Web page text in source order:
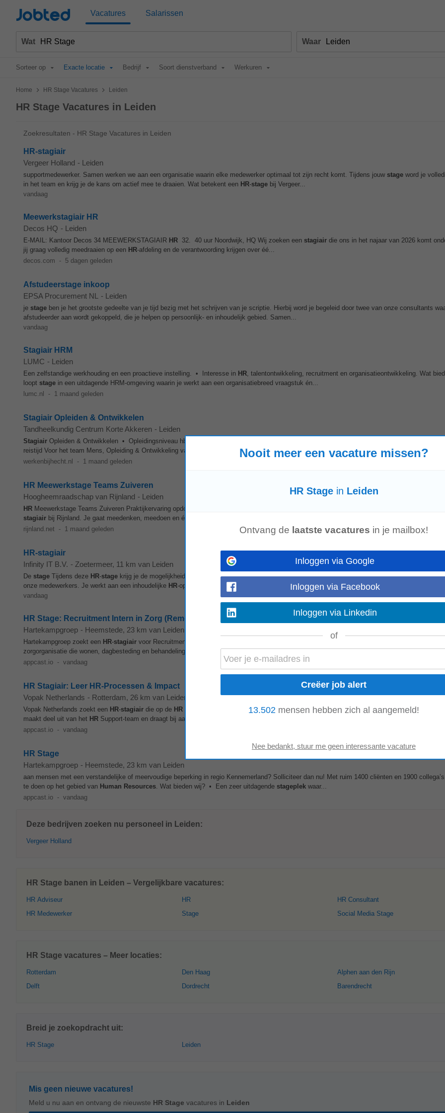
Jobted Vacatures Salarissen
Wat Waar
Sorteer op Exacte locatie Bedrijf Soort dienstverband Werkuren
Home > HR Stage Vacatures > Leiden
HR Stage Vacatures in Leiden
Zoekresultaten - HR Stage Vacatures in Leiden
HR-stagiair
Vergeer Holland - Leiden
supportmedewerker. Samen werken we aan een organisatie waarin elke medewerker optimaal tot zijn recht komt. Tijdens jouw stage word je
in het team en krijg je de kans om actief mee te draaien. Wat betekent een HR-stage bij Vergeer...
vandaag
Meewerkstagiair HR
Decos HQ - Leiden
E-MAIL: Kantoor Decos 34 MEEWERKSTAGIAIR HR 32. 40 uur Noordwijk, HQ Wij zoeken een stagiair die ons in het najaar van 2026 komt
jij graag volledig meedraaien op een HR-afdeling en de verantwoording krijgen over éé...
decos.com - 5 dagen geleden
Afstudeerstage inkoop
EPSA Procurement NL
- Leiden
je stage ben je het grootste gedeelte van je tijd bezig met het schrijven van je scriptie. Hierbij word je begeleid door twee van onze consultants
afstudeerder aan wordt gekoppeld, die je helpen op persoonlijk- en inhoudelijk gebied. Samen...
vandaag
Stagiair HRM
LUMC - Leiden
Een zelfstandige werkhouding en een proactieve instelling. • Interesse in HR, talentontwikkeling, recruitment en organisatieontwikkeling. Wat
loopt stage in een uitdagende HRM-omgeving waarin je werkt aan een organisatiebreed vraagstuk én...
lumc.nl
- 1 maand geleden
Stagiair Opleiden & Ontwikkelen
Tandheelkundig Centrum Korte Akkeren - Leiden
Stagiair Opleiden & Ontwikkelen • Opleidingsniveau hbo - wo • Aantal uren 24 - 36 uur • Salarisrange Stagevergoeding • Lokatie Leiden •
reistijd Voor het team Mens, Opleiding & Ontwikkeling van Hecht zoeken wij met ingang...
werkenbijhecht.nl
- 1 maand geleden
HR Meewerkstage Teams Zuiveren
Hoogheemraadschap van Rijnland - Leiden
HR Meewerkstage Teams Zuiveren Praktijkervaring opdoen binnen een omgeving waar "droge voeten en schoon water" centraal staan: dat ga je
stagiair bij Rijnland. Je gaat meedenken, meedoen en écht het verschil maken...
rijnland.net - 1 maand geleden
HR-stagiair
Infinity IT B.V. - Zoetermeer, 11 km van Leiden
De stage Tijdens deze HR-stage krijg je de mogelijkheid om mee te werken binnen een groeiende IT-organisatie en actief bij te dragen aan de
onze medewerkers. Je werkt aan een inhoudelijke HR-opdracht rondom de Employee Lifecycle...
vandaag
HR Stage: Recruitment Intern in Zorg (Remote mogelijk)
Hartekampgroep - Heemstede, 23 km van Leiden
Hartekampgroep zoekt een HR-stagiair voor Recruitment vanaf september 2026. Je werkt 32–36 uur per week en doet praktijkervaring op binnen
zorgorganisatie die wonen, dagbesteding en behandeling biedt aan mensen met een verstandelijke...
appcast.io - vandaag
HR Stagiair: Leer HR-Processen & Impact
Vopak Netherlands - Rotterdam, 26 km van Leiden
Vopak Netherlands zoekt een HR-stagiair die op de HR Services-afdeling meewerkt aan dagelijkse HR-activiteiten en een betere dienstverlening
maakt deel uit van het HR Support-team en draagt bij aan nieuwe manieren van werken. Je zult...
appcast.io - vandaag
HR Stage
Hartekampgroep - Heemstede, 23 km van Leiden
aan mensen met een verstandelijke of meervoudige beperking in regio Kennemerland? Solliciteer dan nu! Met ruim 1400 cliënten en 1900
te doen op het gebied van Human Resources. Wat bieden wij? • Een zeer uitdagende stageplek waar...
appcast.io - vandaag
Deze bedrijven zoeken nu personeel in Leiden:
Vergeer Holland
HR Stage banen in Leiden – Vergelijkbare vacatures:
HR Adviseur
HR Medewerker
HR
Stage
HR Consultant
Social Media Stage
HR Stage vacatures – Meer locaties:
Rotterdam
Delft
Den Haag
Dordrecht
Alphen aan den Rijn
Barendrecht
Breid je zoekopdracht uit:
HR Stage Leiden
Mis geen nieuwe vacatures!
Meld u nu aan en ontvang de nieuwste HR Stage vacatures in Leiden
Nooit meer een vacature missen?
HR Stagein Leiden
Ontvang de laatste vacatures in je mailbox!
Inloggen via Google
Inloggen via Facebook
Inloggen via Linkedin
of
13.502 mensen hebben zich al aangemeld!